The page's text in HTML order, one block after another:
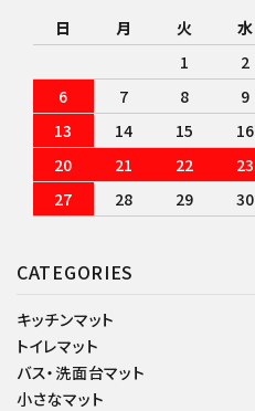
CATEGORIES
キッチンマット
トイレマット
バス・洗面台マット
小さなマット
日 月 火 水
1
2
6
7 8 9
13
14 15 16
20
21 22 23
27
28 29 30